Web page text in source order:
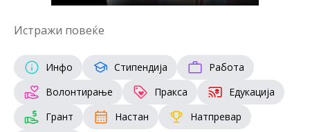
Истражи повеќе
Инфо Стипендија
Работа
Волонтирање
Пракса
Едукација
Грант
Настан
Натпревар